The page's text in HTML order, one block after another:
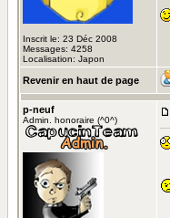
Inscrit le: 23 Déc 2008
Messages: 4258
Localisation: Japon
Revenir en haut de page
p-neuf
Admin. honoraire (^0^)